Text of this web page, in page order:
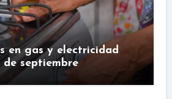
en gas y electricidad
septiembre